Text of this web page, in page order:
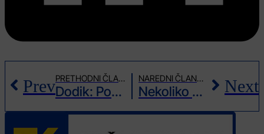
Prev PRETHODNI ČLANAK
Dodik: Pokušaj izbacivanja SNSD-a iz vlasti u BiH “posljednja operacija USAID-a”
NAREDNI ČLANAK
Nekoliko hiljada građana na mirnim protestima i šetnji pod motom “Zenica ustaje” Next